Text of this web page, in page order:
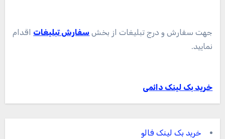
جهت سفارش و درج تبلیغات از بخش سفارش تبلیغات اقدام
نمایید.
خرید بک لینک دائمی
خرید بک لینک فالو